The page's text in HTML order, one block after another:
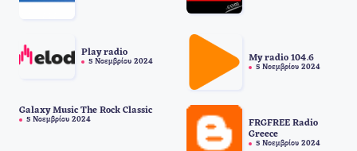
Play radio
5 Νοεμβρίου 2024 My radio 104.6
5 Νοεμβρίου 2024
Galaxy Music The Rock Classic
5 Νοεμβρίου 2024
FRGFREE Radio
Greece
5 Νοεμβρίου 2024